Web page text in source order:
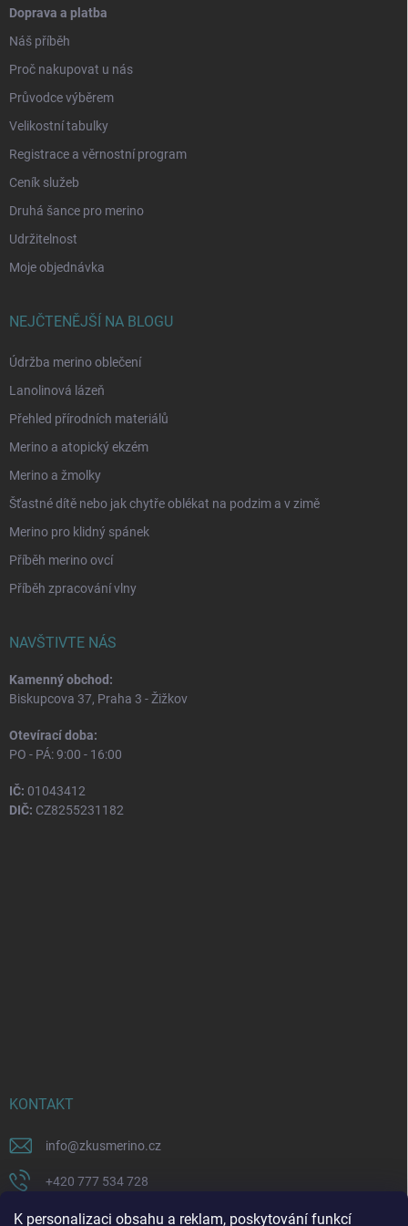
K personalizaci obsahu a reklam, poskytování funkcí
Doprava a platba
Náš příběh
Proč nakupovat u nás
Průvodce výběrem
Velikostní tabulky
Registrace a věrnostní program
Ceník služeb
Druhá šance pro merino
Udržitelnost
Moje objednávka
NEJČTENĚJŠÍ NA BLOGU
Údržba merino oblečení
Lanolinová lázeň
Přehled přírodních materiálů
Merino a atopický ekzém
Merino a žmolky
Šťastné dítě nebo jak chytře oblékat na podzim a v zimě
Merino pro klidný spánek
Příběh merino ovcí
Příběh zpracování vlny
NAVŠTIVTE NÁS
Kamenný obchod:
Biskupcova 37, Praha 3 - Žižkov
Otevírací doba:
PO - PÁ: 9:00 - 16:00
IČ: 01043412
DIČ: CZ8255231182
KONTAKT
info@zkusmerino.cz
+420 777 534 728
https://www.facebook.com/zkusmerino/